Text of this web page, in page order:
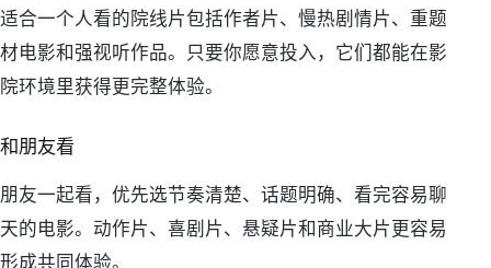
适合一个人看的院线片包括作者片、慢热剧情片、重题
材电影和强视听作品。只要你愿意投入，它们都能在影
院环境里获得更完整体验。
和朋友看
朋友一起看，优先选节奏清楚、话题明确、看完容易聊
天的电影。动作片、喜剧片、悬疑片和商业大片更容易
形成共同体验。